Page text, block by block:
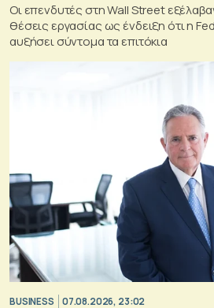
Οι επενδυτές στη Wall Street
θέσεις εργασίας ως ένδειξη ότι η
αυξήσει σύντομα τα επιτόκια
BUSINESS 07.08.2026, 23:02